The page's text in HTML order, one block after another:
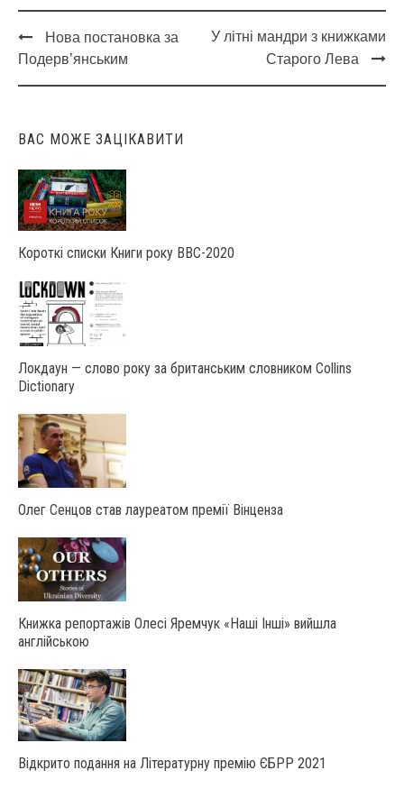
Post
navigation
Нова постановка за
Подерв’янським
У літні мандри з книжками
Старого Лева
ВАС МОЖЕ ЗАЦІКАВИТИ
Короткі списки Книги року ВВС-2020
Локдаун — слово року за британським словником Collins
Dictionary
Олег Сенцов став лауреатом премії Вінценза
Книжка репортажів Олесі Яремчук «Наші Інші» вийшла
англійською
Відкрито подання на Літературну премію ЄБРР 2021